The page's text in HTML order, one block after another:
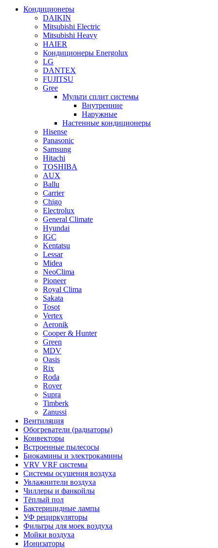
Кондиционеры
DAIKIN
Mitsubishi Electric
Mitsubishi Heavy
HAIER
Кондиционеры Energolux
LG
DANTEX
FUJITSU
Gree
Мульти сплит системы
Внутренние
Наружные
Настенные кондиционеры
Hisense
Panasonic
Samsung
Hitachi
TOSHIBA
AUX
Ballu
Carrier
Chigo
Electrolux
General Climate
Hyundai
IGC
Kentatsu
Lessar
Midea
NeoClima
Pioneer
Royal Clima
Sakata
Tosot
Vertex
Aeronik
Cooper & Hunter
Green
MDV
Oasis
Rix
Roda
Rover
Supra
Timberk
Zanussi
Вентиляция
Обогреватели (радиаторы)
Конвекторы
Встроенные пылесосы
Биокамины и электрокамины
VRV VRF системы
Системы осушения воздуха
Увлажнители воздуха
Чиллеры и фанкойлы
Тёплый пол
Бактерицидные лампы
УФ рециркуляторы
Фильтры для моек воздуха
Мойки воздуха
Ионизаторы